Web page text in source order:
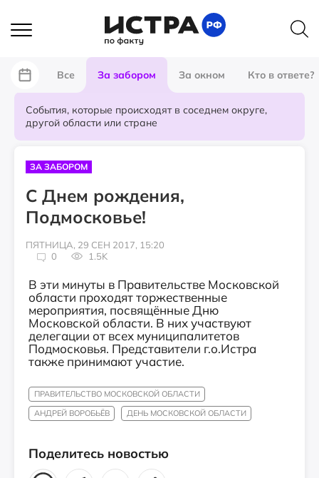
Все За забором За окном Кто в ответе?
События, которые происходят в соседнем округе,
другой области или стране
ЗА ЗАБОРОМ
С Днем рождения,
Подмосковье!
ПЯТНИЦА, 29 СЕН 2017, 15:20
0
1.5K
В эти минуты в Правительстве Московской
области проходят торжественные
мероприятия, посвящённые Дню
Московской области. В них участвуют
делегации от всех муниципалитетов
Подмосковья. Представители г.о.Истра
также принимают участие.
ПРАВИТЕЛЬСТВО МОСКОВСКОЙ ОБЛАСТИ
АНДРЕЙ ВОРОБЬЁВ
ДЕНЬ МОСКОВСКОЙ ОБЛАСТИ
Поделитесь новостью